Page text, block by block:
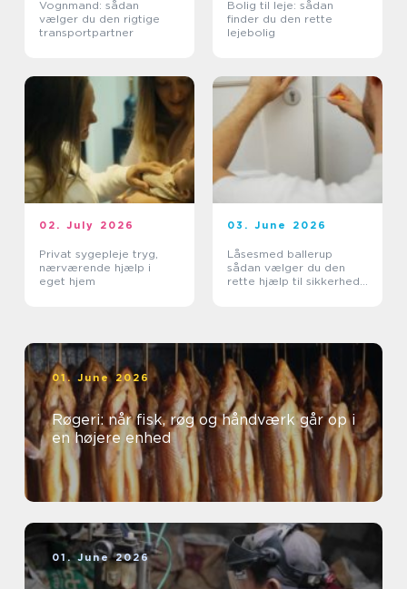
Vognmand: sådan
vælger du den rigtige
transportpartner
Bolig til leje: sådan
finder du den rette
lejebolig
02. July 2026
Privat sygepleje tryg,
nærværende hjælp i
eget hjem
03. June 2026
Låsesmed ballerup
sådan vælger du den
rette hjælp til sikkerhed
01. June 2026
Røgeri: når fisk, røg og håndværk går op i
en højere enhed
01. June 2026